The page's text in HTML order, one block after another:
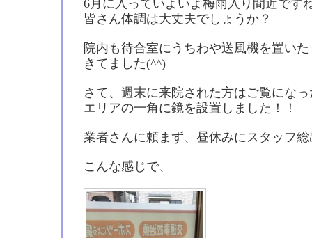
6月に入っていよいよ梅雨入り間近です
皆さん体調は大丈夫でしょうか？
院内も待合室にうちわや送風機を置い
きてました(^^)
さて、週末に来院された方はご覧にな
エリアの一角に鏡を設置しました！！
業者さんに頼まず、昼休みにスタッフ
こんな感じで、